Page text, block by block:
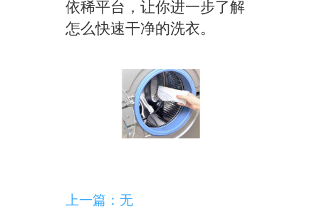
依稀平台，让你进一步了解
怎么快速干净的洗衣。
上一篇：无